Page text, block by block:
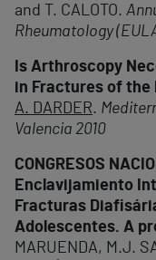
and T. CALOTO.
Rheumatology
Is Arthroscopy
in Fractures of
A. DARDER.
Valencia 2010
CONGRESOS
Enclavijamiento
Fracturas
Adolescentes. A
MARUENDA, M.J.